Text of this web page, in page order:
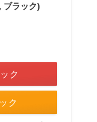
ブラック)
ク
ク